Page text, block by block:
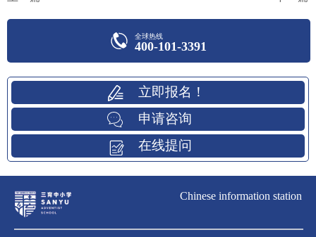
全球热线
400-101-3391
立即报名！
申请咨询
在线提问
Chinese information station